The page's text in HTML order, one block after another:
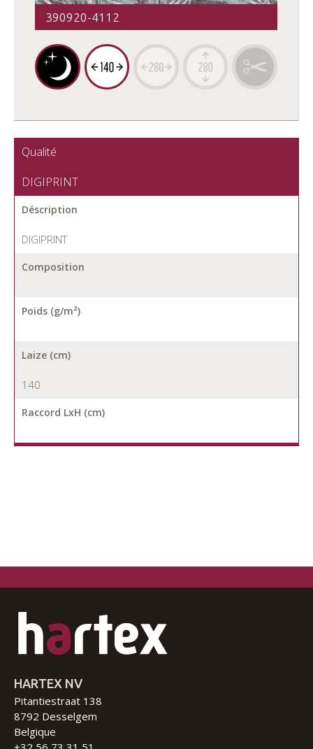
390920-4112
Qualité
DIGIPRINT
Déscription
DIGIPRINT
Composition
Poids (g/m²)
Laize (cm)
140
Raccord LxH (cm)
HARTEX NV
Pitantiestraat 138
8792 Desselgem
Belgique